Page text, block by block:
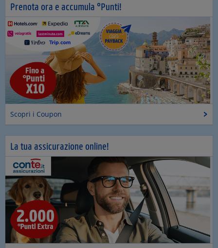
Prenota ora e accumula °Punti!
Scopri i Coupon
La tua assicurazione online!